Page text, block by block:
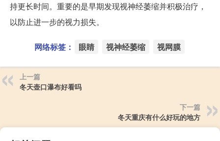
持更长时间。重要的是早期发现视神经萎缩并积极治疗，
以防止进一步的视力损失。
网络标签： 眼睛 视神经萎缩 视网膜
上一篇
冬天壶口瀑布好看吗
下一篇
冬天重庆有什么好玩的地方